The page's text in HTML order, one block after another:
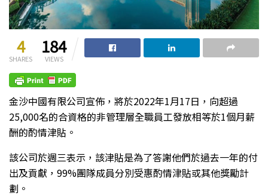
4
SHARES
184
VIEWS
金沙中國有限公司宣佈，將於2022年1月17日，向超過
25,000名的合資格的非管理層全職員工發放相等於1個月薪
酬的酌情津貼。
該公司於週三表示，該津貼是為了答謝他們於過去一年的付
出及貢獻，99%團隊成員分別受惠酌情津貼或其他獎勵計
劃。